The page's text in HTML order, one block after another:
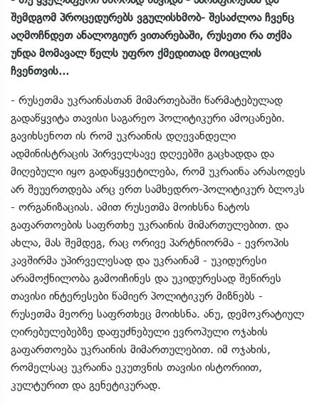
შემდგომ პროცედურებს ვგულისხმობ- შესაძლოა ჩვენც
აღმოჩნდეთ ანალოგიურ ვითარებაში, რუსეთი რა თქმა
უნდა მომავალ წელს უფრო ქმედითად მოიცლის
ჩვენთვის...
- რუსეთმა უკრაინასთან მიმართებაში წარმატებულად
გადაწყვიტა თავისი საგარეო პოლიტიკური ამოცანები.
გავიხსენოთ ის რომ უკრაინის დღევანდელი
ადმინისტრაცის პირველსავე დღეებში გაცხადდა და
მიღებული იყო გადაწყვეტილება, რომ უკრაინა არასოდეს
არ შეუერთდება არც ერთ სამხედრო-პოლიტიკურ ბლოკს
- ორგანიზაციას. ამით რუსეთმა მოიხსნა ნატოს
გაფართოების საფრთხე უკრაინის მიმართულებით. და
ახლა, მას შემდეგ, რაც ორივე პარტნიორმა - ევროპის
კავშირმა უპირველესად და უკრაინამ - უკიდურესი
არამოქნილობა გამოიჩინეს და უკიდურესად შეწირეს
თავისი ინტერესები წამიერ პოლიტიკურ მიზნებს -
რუსეთმა მეორე საფრთხეც მოიხსნა. ანუ, დემოკრატიულ
ღირებულებებზე დაფუძნებული ევროპული ოჯახის
გაფართოება უკრაინის მიმართულებით. იმ ოჯახის,
რომელსაც უკრაინა ეკუთვნის თავისი ისტორიით,
კულტურით და გენეტიკურად.